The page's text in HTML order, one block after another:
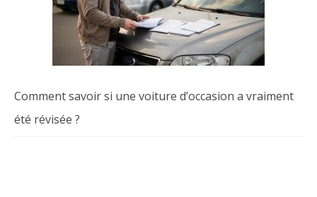
Comment savoir si une voiture d’occasion a vraiment
été révisée ?